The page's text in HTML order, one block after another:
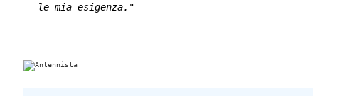
le mia esigenza."